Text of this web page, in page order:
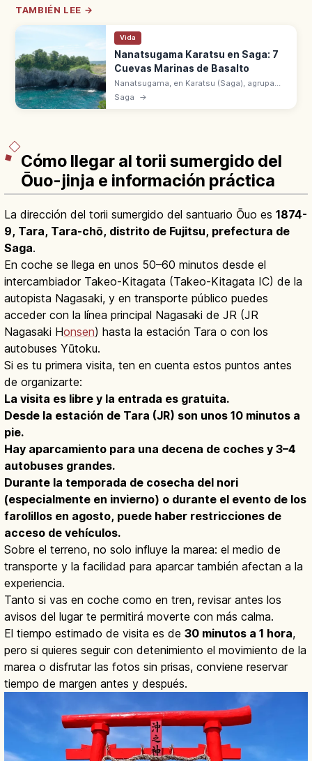
TAMBIÉN LEE →
Vida
Nanatsugama Karatsu en Saga: 7
Cuevas Marinas de Basalto
Nanatsugama, en Karatsu (Saga), agrupa
cuevas marinas de basalto. La mayor tiene
110 m de profundidad y 3 m de entrada.
Saga →
Cómo llegar al torii sumergido del
Ōuo-jinja e información práctica
La dirección del torii sumergido del santuario Ōuo es 1874-
9, Tara, Tara-chō, distrito de Fujitsu, prefectura de
Saga.
En coche se llega en unos 50–60 minutos desde el
intercambiador Takeo-Kitagata (Takeo-Kitagata IC) de la
autopista Nagasaki, y en transporte público puedes
acceder con la línea principal Nagasaki de JR (JR
Nagasaki Honsen) hasta la estación Tara o con los
autobuses Yūtoku.
Si es tu primera visita, ten en cuenta estos puntos antes
de organizarte:
La visita es libre y la entrada es gratuita.
Desde la estación de Tara (JR) son unos 10 minutos a
pie.
Hay aparcamiento para una decena de coches y 3–4
autobuses grandes.
Durante la temporada de cosecha del nori
(especialmente en invierno) o durante el evento de los
farolillos en agosto, puede haber restricciones de
acceso de vehículos.
Sobre el terreno, no solo influye la marea: el medio de
transporte y la facilidad para aparcar también afectan a la
experiencia.
Tanto si vas en coche como en tren, revisar antes los
avisos del lugar te permitirá moverte con más calma.
El tiempo estimado de visita es de 30 minutos a 1 hora,
pero si quieres seguir con detenimiento el movimiento de la
marea o disfrutar las fotos sin prisas, conviene reservar
tiempo de margen antes y después.